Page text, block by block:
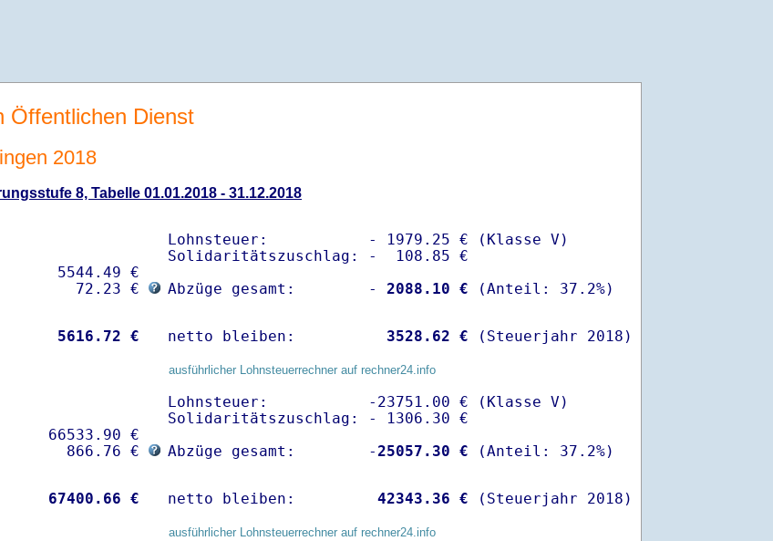
Öffentlichen Dienst
2018
8, Tabelle 01.01.2018 - 31.12.2018
5544.49 €
72.23 €
Lohnsteuer:           - 1979.25 € (Klasse V)
Solidaritätszuschlag: -  108.85 €
Abzüge gesamt:        -
2088.10 €
5616.72 € netto bleiben: 3528.62 € (Steuerjahr 2018)
ausführlicher Lohnsteuerrechner auf rechner24.info
66533.90 €
866.76 €
Lohnsteuer:           -23751.00 € (Klasse V)
Solidaritätszuschlag: - 1306.30 €
Abzüge gesamt:        -25057.30 €
67400.66 € netto bleiben: 42343.36 € (Steuerjahr 2018)
ausführlicher Lohnsteuerrechner auf rechner24.info